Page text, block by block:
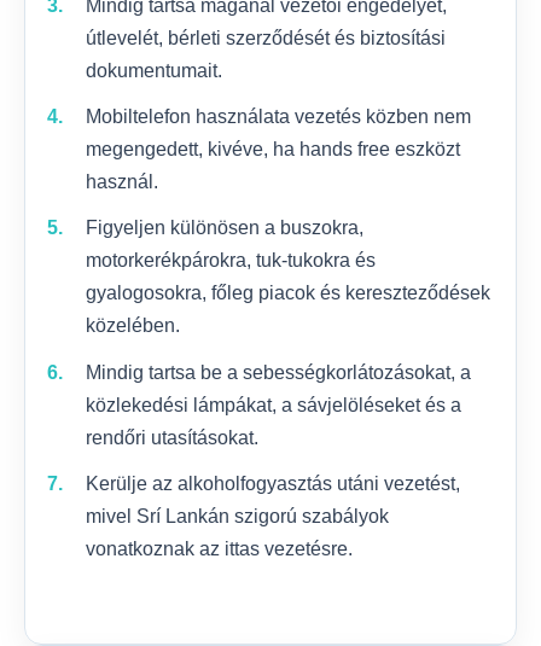
Mindig tartsa magánál vezetői engedélyét,
útlevelét, bérleti szerződését és biztosítási
dokumentumait.
Mobiltelefon használata vezetés közben nem
megengedett, kivéve, ha hands free eszközt
használ.
Figyeljen különösen a buszokra,
motorkerékpárokra, tuk-tukokra és
gyalogosokra, főleg piacok és kereszteződések
közelében.
Mindig tartsa be a sebességkorlátozásokat, a
közlekedési lámpákat, a sávjelöléseket és a
rendőri utasításokat.
Kerülje az alkoholfogyasztás utáni vezetést,
mivel Srí Lankán szigorú szabályok
vonatkoznak az ittas vezetésre.